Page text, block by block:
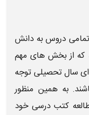
دروس به دانش
که از بخش های مهم
سال تحصیلی توجه
به همین منظور
کتب درسیخود